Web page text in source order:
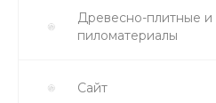
Древесно-плитные и
пиломатериалы
Сайт